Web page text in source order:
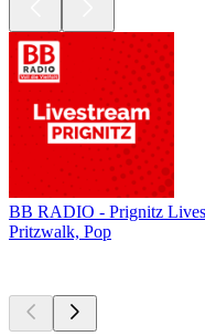
BB RADIO - Prignitz
Pritzwalk, Pop